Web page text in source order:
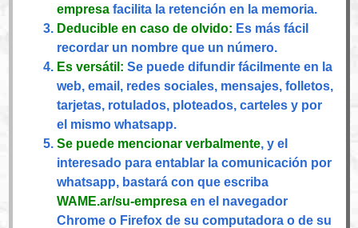
empresa facilita la retención en la memoria.
Deducible en caso de olvido: Es más fácil
recordar un nombre que un número.
Es versátil: Se puede difundir fácilmente en la
web, email, redes sociales, mensajes, folletos,
tarjetas, rotulados, ploteados, carteles y por
el mismo whatsapp.
Se puede mencionar verbalmente, y el
interesado para entablar la comunicación por
whatsapp, bastará con que escriba
WAME.ar/su-empresaen el navegador
Chrome o Firefox de su computadora o de su